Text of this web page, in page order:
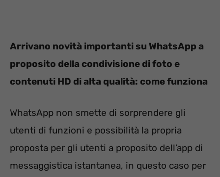
Arrivano novità importanti su WhatsApp a
proposito della condivisione di foto e
contenuti HD di alta qualità: come funziona
WhatsApp non smette di sorprendere gli
utenti di funzioni e possibilità la propria
proposta per gli utenti a proposito dell’app di
messaggistica istantanea, in questo caso per